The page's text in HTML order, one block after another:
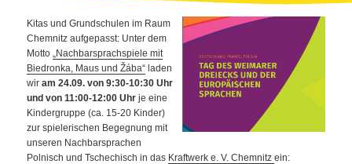
Kitas und Grundschulen im Raum
Chemnitz aufgepasst: Unter dem
Motto„Nachbarsprachspiele mit
Biedronka, Maus und Žába“ laden
wiram 24.09. von 9:30-10:30 Uhr
und von 11:00-12:00 Uhr je eine
Kindergruppe (ca. 15-20 Kinder)
zur spielerischen Begegnung mit
unseren Nachbarsprachen
Polnisch und Tschechisch in das Kraftwerk e. V. Chemnitzein: